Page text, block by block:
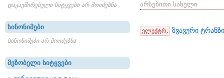
დაკავშირებული სიტყვები არ მოიძებნა
სინონიმები
სინონიმები არ მოიძებნა
მეზობელი სიტყვები
არსებითი სახელი
ელექტრ. ზვავური